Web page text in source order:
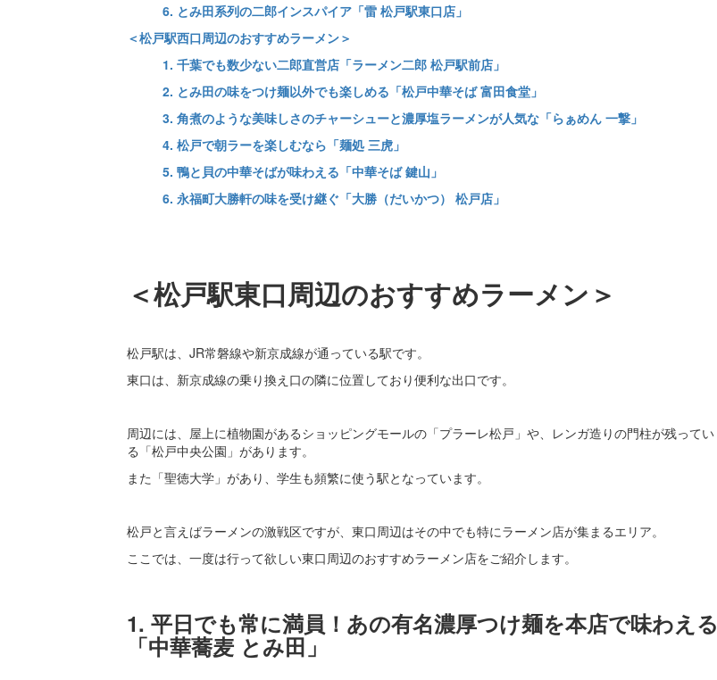
6. とみ田系列の二郎インスパイア「雷 松戸駅東口店」
＜松戸駅西口周辺のおすすめラーメン＞
1. 千葉でも数少ない二郎直営店「ラーメン二郎 松戸駅前店」
2. とみ田の味をつけ麺以外でも楽しめる「松戸中華そば 富田食堂」
3. 角煮のような美味しさのチャーシューと濃厚塩ラーメンが人気な「らぁめん 一撃」
4. 松戸で朝ラーを楽しむなら「麺処 三虎」
5. 鴨と貝の中華そばが味わえる「中華そば 鍵山」
6. 永福町大勝軒の味を受け継ぐ「大勝（だいかつ） 松戸店」
＜松戸駅東口周辺のおすすめラーメン＞
松戸駅は、JR常磐線や新京成線が通っている駅です。
東口は、新京成線の乗り換え口の隣に位置しており便利な出口です。
周辺には、屋上に植物園があるショッピングモールの「プラーレ松戸」や、レンガ造りの門柱が残ってい
る「松戸中央公園」があります。
また「聖徳大学」があり、学生も頻繁に使う駅となっています。
松戸と言えばラーメンの激戦区ですが、東口周辺はその中でも特にラーメン店が集まるエリア。
ここでは、一度は行って欲しい東口周辺のおすすめラーメン店をご紹介します。
1. 平日でも常に満員！あの有名濃厚つけ麺を本店で味わえる
「中華蕎麦 とみ田」